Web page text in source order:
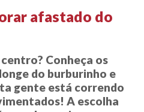
afastado do
Conheça os
do burburinho e
gente está correndo
A escolha